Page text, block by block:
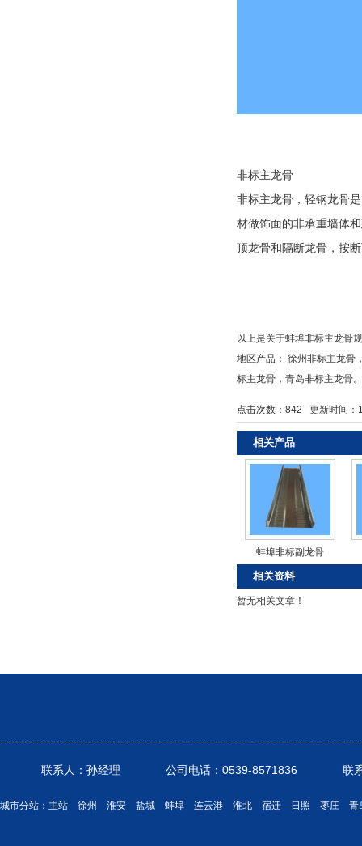
非标主龙骨
非标主龙骨，轻钢龙骨
材做饰面的非承重墙体
顶龙骨和隔断龙骨，按
以上是关于蚌埠非标主龙骨
地区产品：徐州非标主龙骨
标主龙骨 ，青岛非标主龙骨
点击次数：842 更新时间
相关产品
蚌埠非标副龙骨
相关资料
暂无相关文章！
联系人：孙经理 公司电话：0539-8571836 联系电话
城市分站： 主站 徐州 淮安 盐城 蚌埠 连云港 淮北 宿迁 日照 枣庄 青